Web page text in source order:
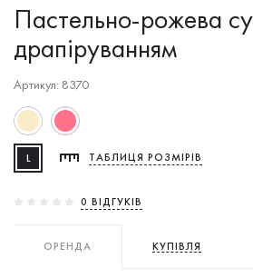
Пастельно-рожева
драпіруванням
Артикул: 8370
L ТАБЛИЦЯ РОЗМІРІВ
0 ВIДГУКIВ
ОРЕНДА КУПІВЛЯ